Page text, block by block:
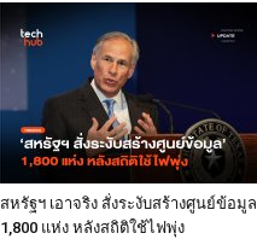
สหรัฐฯ เอาจริง สั่งระงับสร้างศูนย์ข้อมูล
1,800 แห่ง หลังสถิติใช้ไฟพุ่ง